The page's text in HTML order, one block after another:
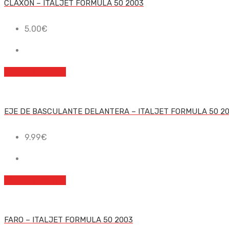
CLAXON – ITALJET FORMULA 50 2003
5.00€
EJE DE BASCULANTE DELANTERA – ITALJET FORMULA 50
9.99€
FARO – ITALJET FORMULA 50 2003